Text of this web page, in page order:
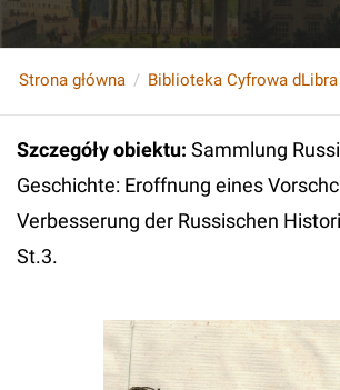
Strona główna Biblioteka Cyfrowa dLibra
Szczegóły obiektu: Sammlung
Geschichte: Eroffnung eines
Verbesserung der Russischen
St.3.